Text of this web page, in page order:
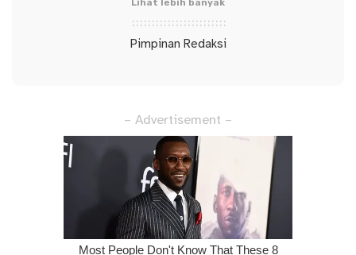
Lihat lebih banyak
Pimpinan Redaksi
– Advertisement –